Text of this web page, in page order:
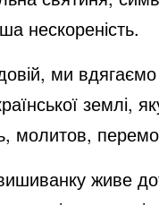
e
o
нескореність.
ми
молитов,
живе